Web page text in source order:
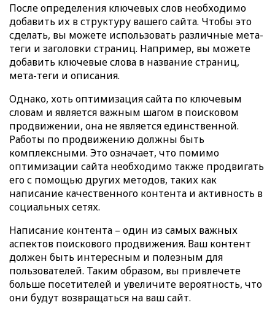
После определения ключевых слов необходимо
добавить их в структуру вашего сайта. Чтобы это
сделать, вы можете использовать различные мета-
теги и заголовки страниц. Например, вы можете
добавить ключевые слова в название страниц,
мета-теги и описания.
Однако, хоть оптимизация сайта по ключевым
словам и является важным шагом в поисковом
продвижении, она не является единственной.
Работы по продвижению должны быть
комплексными. Это означает, что помимо
оптимизации сайта необходимо также продвигать
его с помощью других методов, таких как
написание качественного контента и активность в
социальных сетях.
Написание контента – один из самых важных
аспектов поискового продвижения. Ваш контент
должен быть интересным и полезным для
пользователей. Таким образом, вы привлечете
больше посетителей и увеличите вероятность, что
они будут возвращаться на ваш сайт.